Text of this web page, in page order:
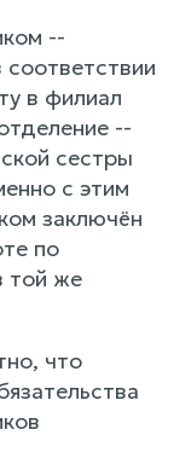
--
в филиал
--
сестры
с этим
заключён
по
той же
что